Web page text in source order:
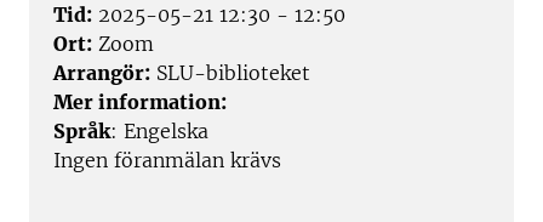
Tid: 2025-05-21 12:30 - 12:50
Ort: Zoom
Arrangör: SLU-biblioteket
Mer information:
Språk: Engelska
Ingen föranmälan krävs